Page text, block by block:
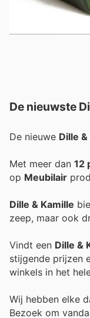
De nieuwste
De nieuwe Dille
Met meer dan 12
op Meubilair
Dille & Kamille
zeep, maar ook
Vindt een Dille &
stijgende prijzen
winkels in het
Wij hebben elke
Bezoek om